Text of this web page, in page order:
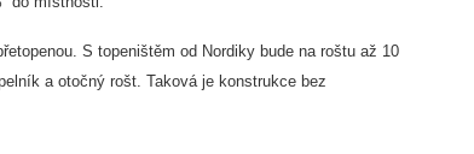
S topeništěm od Nordiky bude na roštu až 10
a otočný rošt. Taková je konstrukce bez